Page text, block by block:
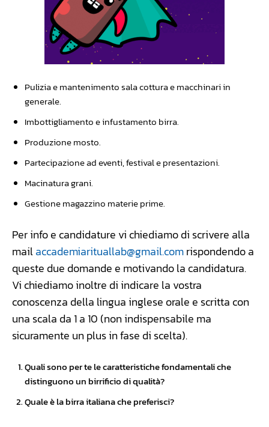
Pulizia e mantenimento sala cottura e macchinari in
generale.
Imbottigliamento e infustamento birra.
Produzione mosto.
Partecipazione ad eventi, festival e presentazioni.
Macinatura grani.
Gestione magazzino materie prime.
Per info e candidature vi chiediamo di scrivere alla
mailaccademiarituallab@gmail.comrispondendo a
queste due domande e motivando la candidatura.
Vi chiediamo inoltre di indicare la vostra
conoscenza della lingua inglese orale e scritta con
una scala da 1 a 10 (non indispensabile ma
sicuramente un plus in fase di scelta).
Quali sono per te le caratteristiche fondamentali che
distinguono un birrificio di qualità?
Quale è la birra italiana che preferisci?